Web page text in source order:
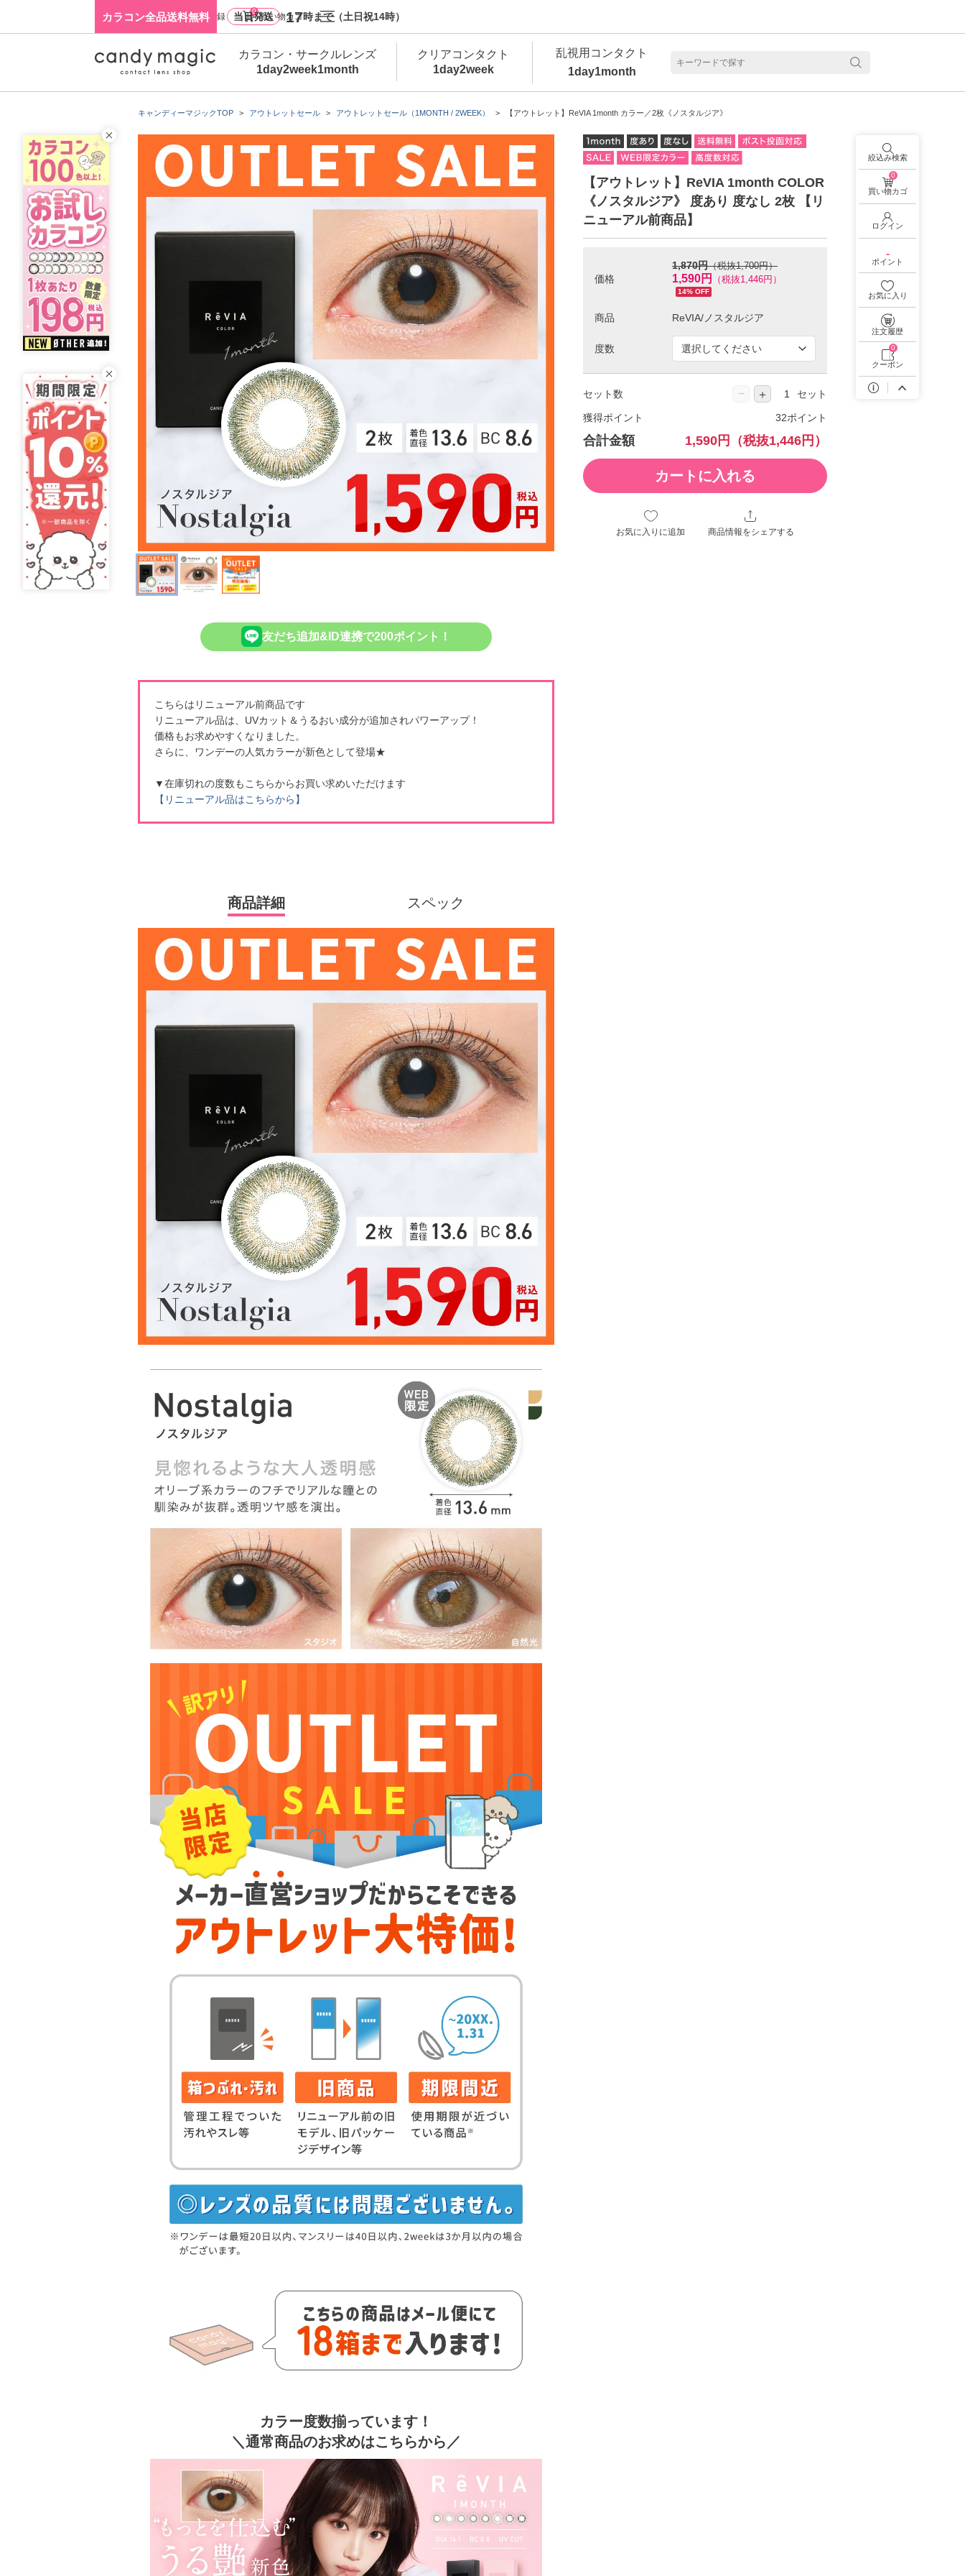
カラコン全品送料無料 当日発送 17時まで（土日祝14時）
キャンディーマジックTOP アウトレットセール アウトレットセール（1MONTH / 2WEEK） 【アウトレット】ReVIA 1month カラー／2枚《ノスタルジア》
【アウトレット】ReVIA 1month COLOR
《ノスタルジア》 度あり 度なし 2枚 【リ
ニューアル前商品】
価格
1,870円（税抜1,700円）
1,590円 （税抜1,446円）
14% OFF
商品
度数
セット数 − ＋ セット
獲得ポイント 32ポイント
合計金額 1,590円 （税抜1,446円）
カートに入れる
お気に入りに追加 商品情報をシェアする
友だち追加&ID連携で200ポイント！
こちらはリニューアル前商品です
リニューアル品は、UVカット＆うるおい成分が追加されパワーアップ！
価格もお求めやすくなりました。
さらに、ワンデーの人気カラーが新色として登場★
▼在庫切れの度数もこちらからお買い求めいただけます
【リニューアル品はこちらから】
商品詳細 スペック
カラー度数揃っています！
＼通常商品のお求めはこちらから／
ログイン・新規会員登録
0
買い物カゴ
カラコン・サークルレンズ
1day2week1month
クリアコンタクト
1day2week
乱視用コンタクト
1day1month
絞込み検索
0
買い物カゴ
ログイン
-
ポイント
お気に入り
注文履歴
0
クーポン
新商品
カラコン・サークルレンズ 1day 商品一覧を見る
乱視用カラコン 1day商品一覧を見る
カラコン・サークルレンズ 2week商品一覧を見る
カラコン・サークルレンズ 1month商品一覧を見る
クリアコンタクトレンズ 1day 商品一覧を見る 乱視用カラコン 1day商品一覧を見る
クリアコンタクトレンズ 2week 商品一覧を見る
新商品
乱視用カラコン 1day商品一覧を見る
乱視用カラコン 1month商品一覧を見る